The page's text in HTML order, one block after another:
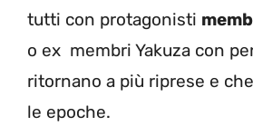
tutti con protagonisti
o ex membri Yakuza con
ritornano a più riprese e
le epoche.